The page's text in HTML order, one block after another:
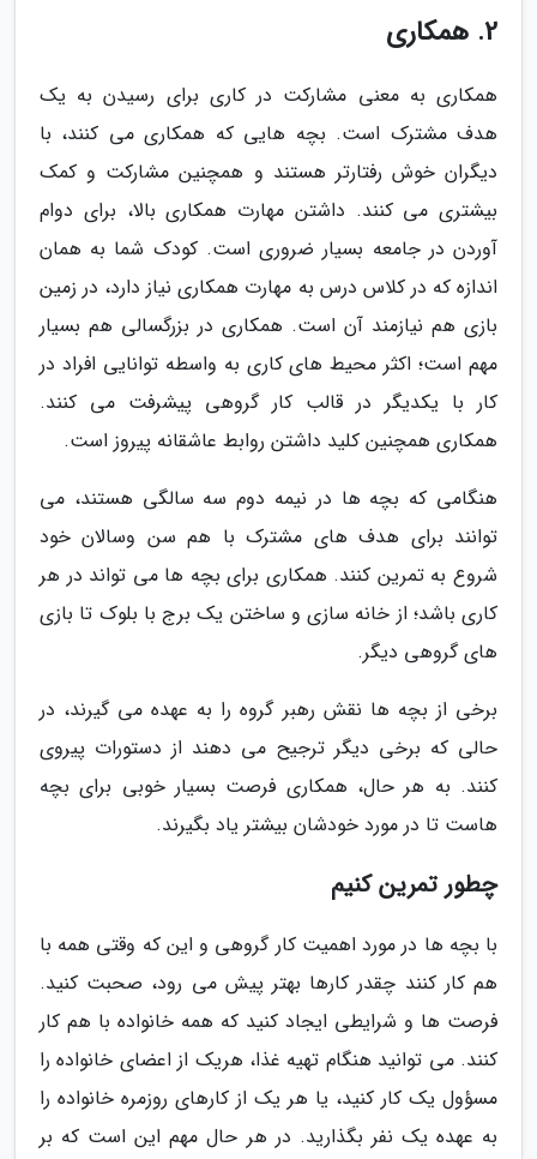
2. همکاری
همکاری به معنی مشارکت در کاری برای رسیدن به یک
هدف مشترک است. بچه هایی که همکاری می کنند، با
دیگران خوش رفتارتر هستند و همچنین مشارکت و کمک
بیشتری می کنند. داشتن مهارت همکاری بالا، برای دوام
آوردن در جامعه بسیار ضروری است. کودک شما به همان
اندازه که در کلاس درس به مهارت همکاری نیاز دارد، در زمین
بازی هم نیازمند آن است. همکاری در بزرگسالی هم بسیار
مهم است؛ اکثر محیط های کاری به واسطه توانایی افراد در
کار با یکدیگر در قالب کار گروهی پیشرفت می کنند.
همکاری همچنین کلید داشتن روابط عاشقانه پیروز است.
هنگامی که بچه ها در نیمه دوم سه سالگی هستند، می
توانند برای هدف های مشترک با هم سن وسالان خود
شروع به تمرین کنند. همکاری برای بچه ها می تواند در هر
کاری باشد؛ از خانه سازی و ساختن یک برج با بلوک تا بازی
های گروهی دیگر.
برخی از بچه ها نقش رهبر گروه را به عهده می گیرند، در
حالی که برخی دیگر ترجیح می دهند از دستورات پیروی
کنند. به هر حال، همکاری فرصت بسیار خوبی برای بچه
هاست تا در مورد خودشان بیشتر یاد بگیرند.
چطور تمرین کنیم
با بچه ها در مورد اهمیت کار گروهی و این که وقتی همه با
هم کار کنند چقدر کارها بهتر پیش می رود، صحبت کنید.
فرصت ها و شرایطی ایجاد کنید که همه خانواده با هم کار
کنند. می توانید هنگام تهیه غذا، هریک از اعضای خانواده را
مسؤول یک کار کنید، یا هر یک از کارهای روزمره خانواده را
به عهده یک نفر بگذارید. در هر حال مهم این است که بر